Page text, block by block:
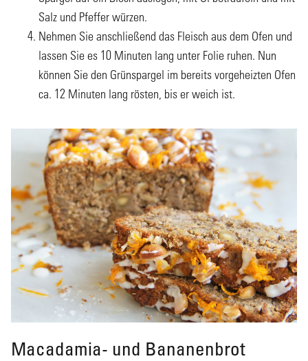
Salz und Pfeffer würzen.
Nehmen Sie anschließend das Fleisch aus dem Ofen und
lassen Sie es 10 Minuten lang unter Folie ruhen. Nun
können Sie den Grünspargel im bereits vorgeheizten Ofen
ca. 12 Minuten lang rösten, bis er weich ist.
Macadamia- und Bananenbrot